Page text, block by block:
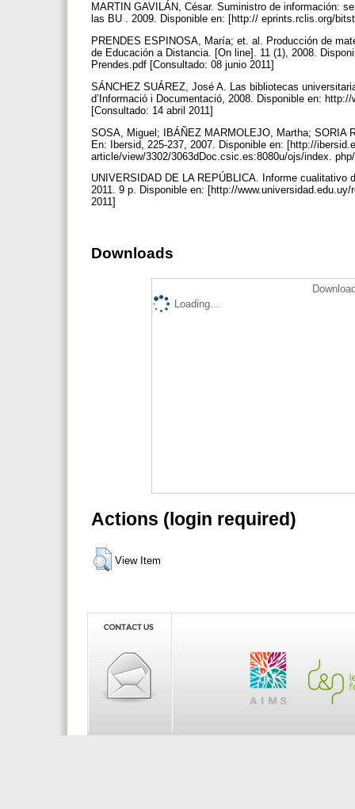
MARTIN GAVILÁN, César. Suministro de información:
las BU . 2009. Disponible en: [http:// eprints.rclis.org/
PRENDES ESPINOSA, María; et. al. Producción de
de Educación a Distancia. [On line]. 11 (1), 2008.
Prendes.pdf [Consultado: 08 junio 2011]
SÁNCHEZ SUÁREZ, José A. Las bibliotecas
d’Informació i Documentació, 2008. Disponible en:
[Consultado: 14 abril 2011]
SOSA, Miguel; IBÁÑEZ MARMOLEJO, Martha; SORIA
En: Ibersid, 225-237, 2007. Disponible en: [http://
article/view/3302/3063dDoc.csic.es:8080u/ojs/index.
UNIVERSIDAD DE LA REPÚBLICA. Informe cualitativo
2011. 9 p. Disponible en: [http://
2011]
Downloads
Loading...
Actions (login required)
View Item